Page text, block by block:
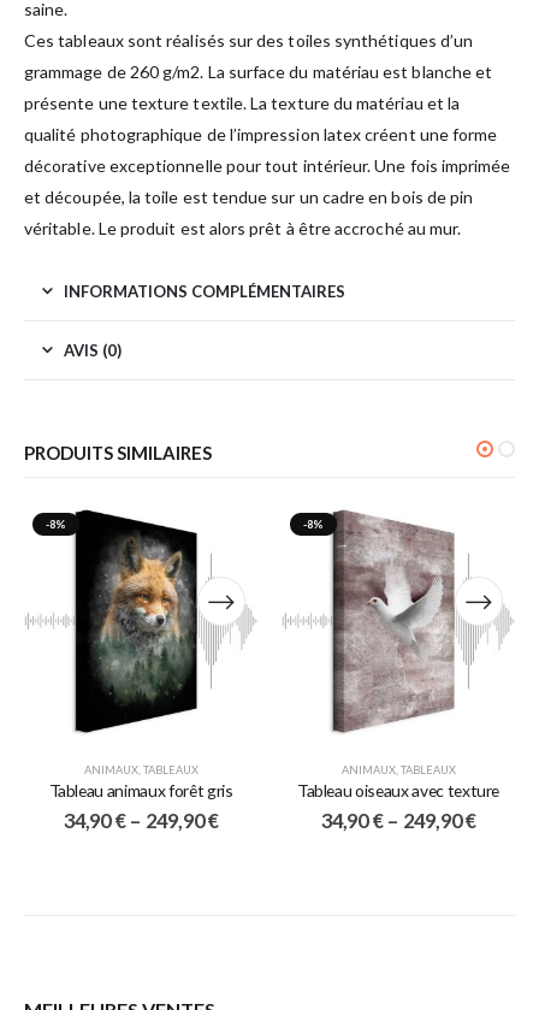
saine.
Ces tableaux sont réalisés sur des toiles synthétiques d’un
grammage de 260 g/m2. La surface du matériau est blanche et
présente une texture textile. La texture du matériau et la
qualité photographique de l’impression latex créent une forme
décorative exceptionnelle pour tout intérieur. Une fois imprimée
et découpée, la toile est tendue sur un cadre en bois de pin
véritable. Le produit est alors prêt à être accroché au mur.
INFORMATIONS COMPLÉMENTAIRES
AVIS (0)
PRODUITS SIMILAIRES
-8%
ANIMAUX, TABLEAUX
Tableau animaux forêt gris
34,90€ – 249,90€
-8%
ANIMAUX, TABLEAUX
Tableau oiseaux avec texture
34,90€ – 249,90€